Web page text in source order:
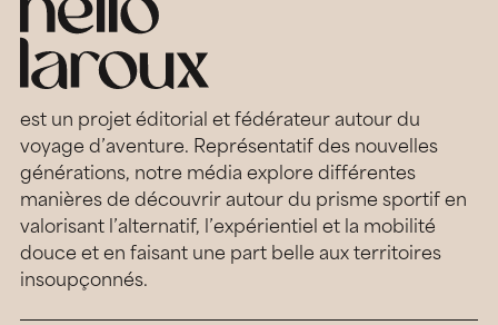
est un projet éditorial et fédérateur autour du
voyage d’aventure. Représentatif des nouvelles
générations, notre média explore différentes
manières de découvrir autour du prisme sportif en
valorisant l’alternatif, l’expérientiel et la mobilité
douce et en faisant une part belle aux territoires
insoupçonnés.